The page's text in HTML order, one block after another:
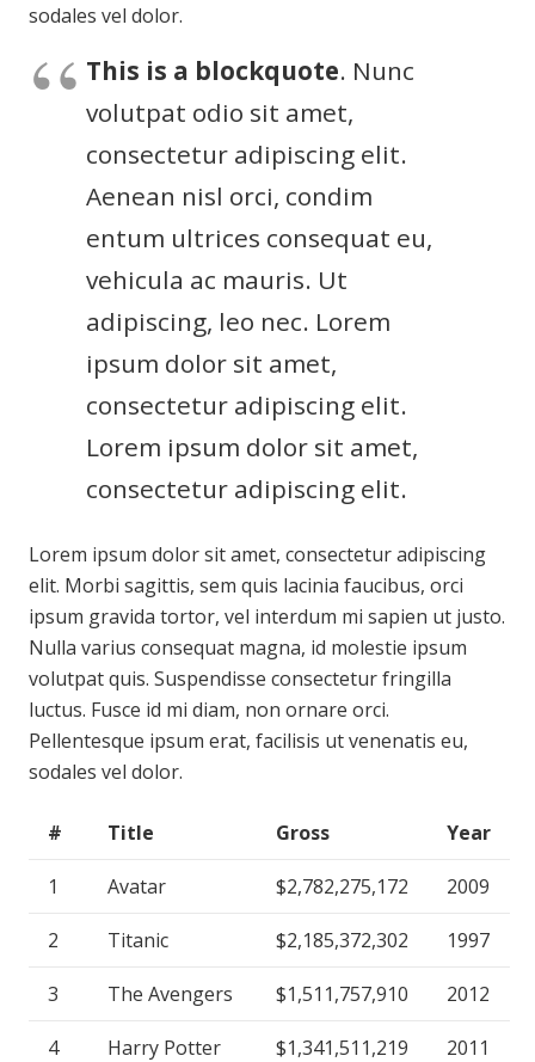
sodales vel dolor.
This is a blockquote. Nunc
volutpat odio sit amet,
consectetur adipiscing elit.
Aenean nisl orci, condim
entum ultrices consequat eu,
vehicula ac mauris. Ut
adipiscing, leo nec. Lorem
ipsum dolor sit amet,
consectetur adipiscing elit.
Lorem ipsum dolor sit amet,
consectetur adipiscing elit.
Lorem ipsum dolor sit amet, consectetur adipiscing
elit. Morbi sagittis, sem quis lacinia faucibus, orci
ipsum gravida tortor, vel interdum mi sapien ut justo.
Nulla varius consequat magna, id molestie ipsum
volutpat quis. Suspendisse consectetur fringilla
luctus. Fusce id mi diam, non ornare orci.
Pellentesque ipsum erat, facilisis ut venenatis eu,
sodales vel dolor.
# Title Gross Year
1 Avatar $2,782,275,172 2009
2 Titanic $2,185,372,302 1997
3 The Avengers $1,511,757,910 2012
4
Harry Potter
$1,341,511,219 2011